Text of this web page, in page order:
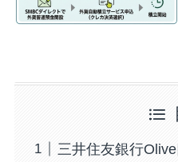
三井住友銀行